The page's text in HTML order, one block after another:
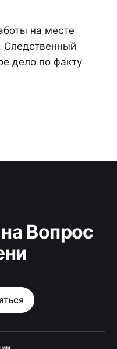
на месте
дело по факту
Вопрос